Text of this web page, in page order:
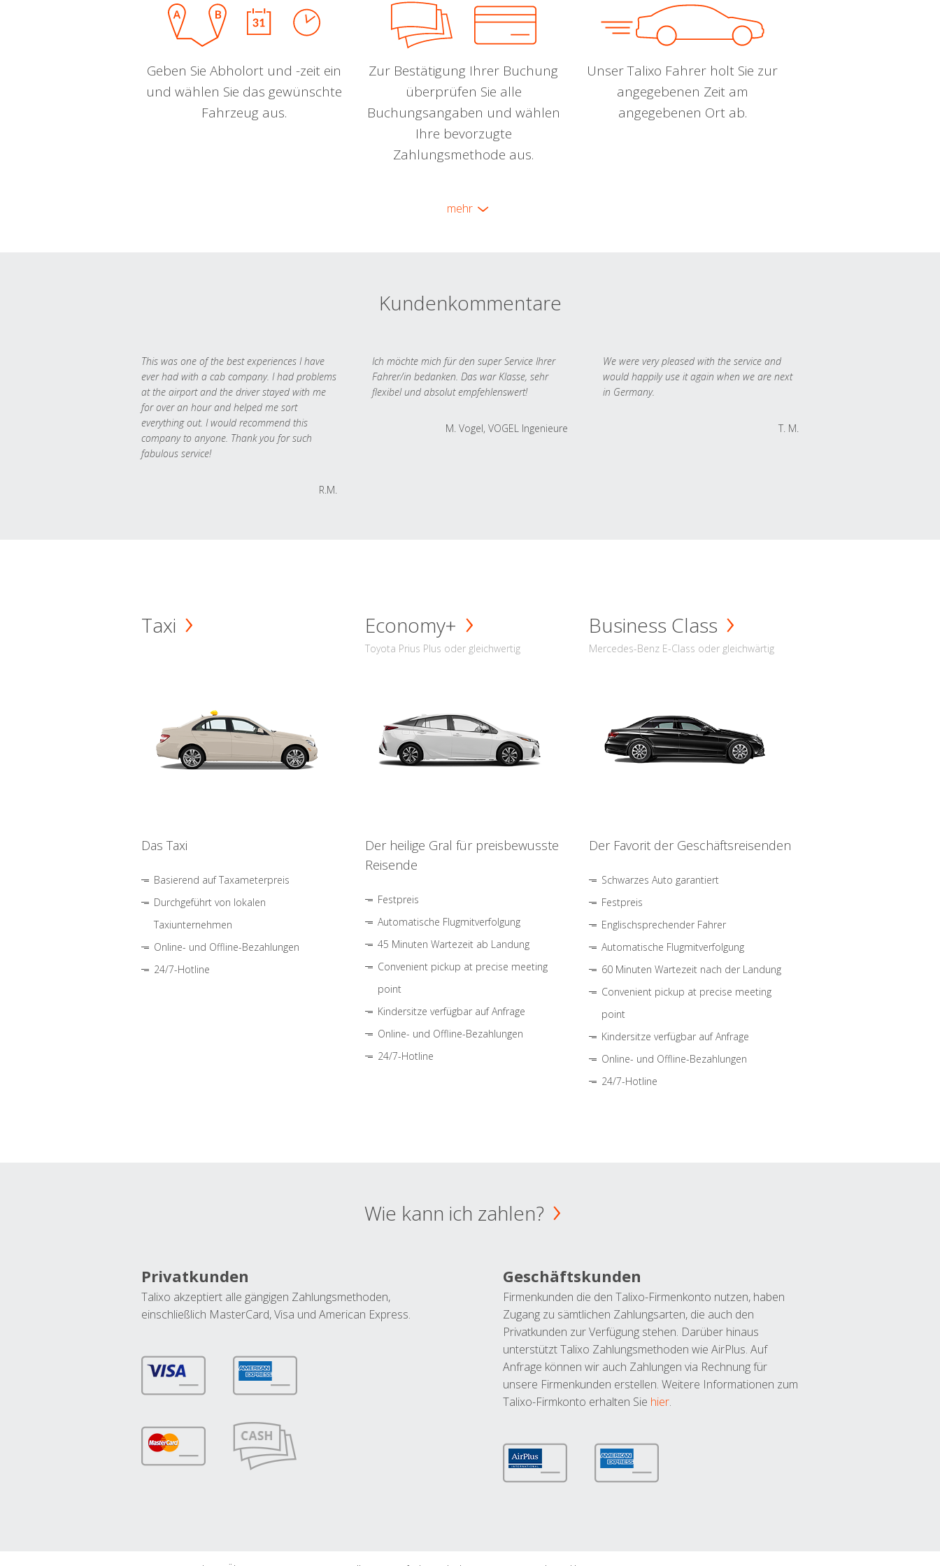
Geben Sie Abholort und -zeit ein
und wählen Sie das gewünschte
Fahrzeug aus.
Zur Bestätigung Ihrer Buchung
überprüfen Sie alle
Buchungsangaben und wählen
Ihre bevorzugte
Zahlungsmethode aus.
Unser Talixo Fahrer holt Sie zur
angegebenen Zeit am
angegebenen Ort ab.
mehr
Kundenkommentare
This was one of the best experiences I have
ever had with a cab company. I had problems
at the airport and the driver stayed with me
for over an hour and helped me sort
everything out. I would recommend this
company to anyone. Thank you for such
fabulous service!
R.M.
Ich möchte mich für den super Service Ihrer
Fahrer/in bedanken. Das war Klasse, sehr
flexibel und absolut empfehlenswert!
M. Vogel, VOGEL Ingenieure
We were very pleased with the service and
would happily use it again when we are next
in Germany.
T. M.
Taxi
Das Taxi
Basierend auf Taxameterpreis
Durchgeführt von lokalen
Taxiunternehmen
Online- und Offline-Bezahlungen
24/7-Hotline
Economy+
Toyota Prius Plus oder gleichwertig
Der heilige Gral für preisbewusste
Reisende
Festpreis
Automatische Flugmitverfolgung
45 Minuten Wartezeit ab Landung
Convenient pickup at precise meeting
point
Kindersitze verfügbar auf Anfrage
Online- und Offline-Bezahlungen
24/7-Hotline
Business Class
Mercedes-Benz E-Class oder gleichwärtig
Der Favorit der Geschäftsreisenden
Schwarzes Auto garantiert
Festpreis
Englischsprechender Fahrer
Automatische Flugmitverfolgung
60 Minuten Wartezeit nach der Landung
Convenient pickup at precise meeting
point
Kindersitze verfügbar auf Anfrage
Online- und Offline-Bezahlungen
24/7-Hotline
Wie kann ich zahlen?
Privatkunden
Talixo akzeptiert alle gängigen Zahlungsmethoden,
einschließlich MasterCard, Visa und American Express.
Geschäftskunden
Firmenkunden die den Talixo-Firmenkonto nutzen, haben
Zugang zu sämtlichen Zahlungsarten, die auch den
Privatkunden zur Verfügung stehen. Darüber hinaus
unterstützt Talixo Zahlungsmethoden wie AirPlus. Auf
Anfrage können wir auch Zahlungen via Rechnung für
unsere Firmenkunden erstellen. Weitere Informationen zum
Talixo-Firmkonto erhalten Sie hier.